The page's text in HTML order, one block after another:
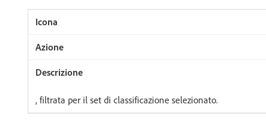
, filtrata per il set di classificazione selezionato.